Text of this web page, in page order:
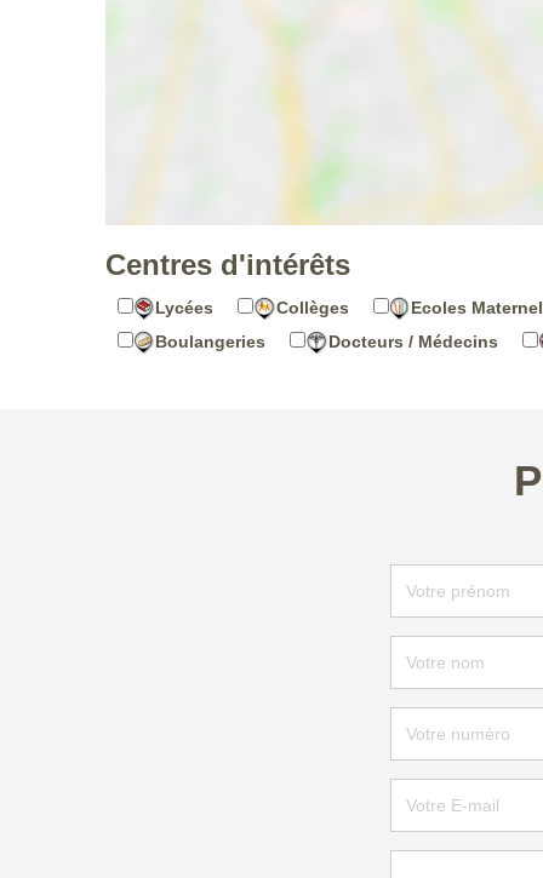
Centres d'intérêts
Lycées Collèges
Ecoles
Boulangeries
Docteurs / Médecins